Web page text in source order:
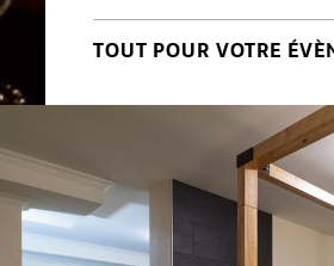
TOUT POUR VOTRE